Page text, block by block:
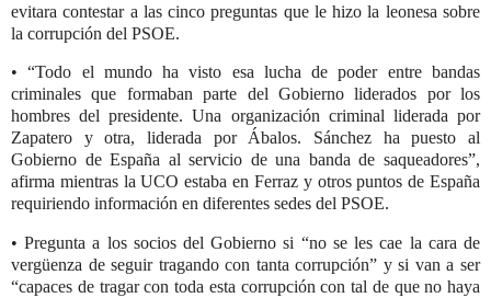
evitara contestar a las cinco preguntas que le hizo la leonesa sobre
la corrupción del PSOE.
•“Todo el mundo ha visto esa lucha de poder entre bandas
criminales que formaban parte del Gobierno liderados por los
hombres del presidente. Una organización criminal liderada por
Zapatero y otra, liderada por Ábalos. Sánchez ha puesto al
Gobierno de España al servicio de una banda de saqueadores”,
afirma mientras la UCO estaba en Ferraz y otros puntos de España
requiriendo información en diferentes sedes del PSOE.
• Pregunta a los socios del Gobierno si “no se les cae la cara de
vergüenza deseguir tragando con tanta corrupción” y si van a ser
“capaces de tragar con toda esta corrupción con tal de que no haya